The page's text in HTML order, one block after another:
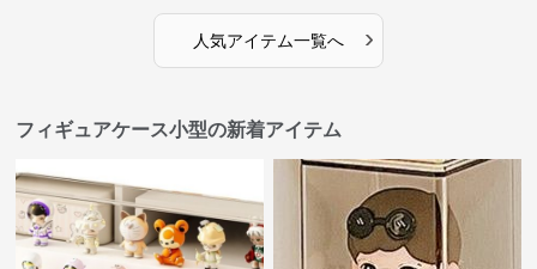
人気アイテム一覧へ ›
フィギュアケース小型の新着アイテム